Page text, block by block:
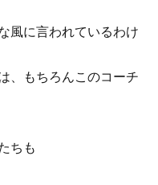
風に言われているわけ
、もちろんこのコーチ
ちも